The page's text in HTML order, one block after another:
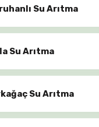
Su Arıtma
Su Arıtma
Su Arıtma